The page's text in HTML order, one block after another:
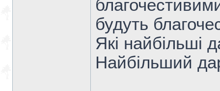
будуть
Які найбільші
Найбільший